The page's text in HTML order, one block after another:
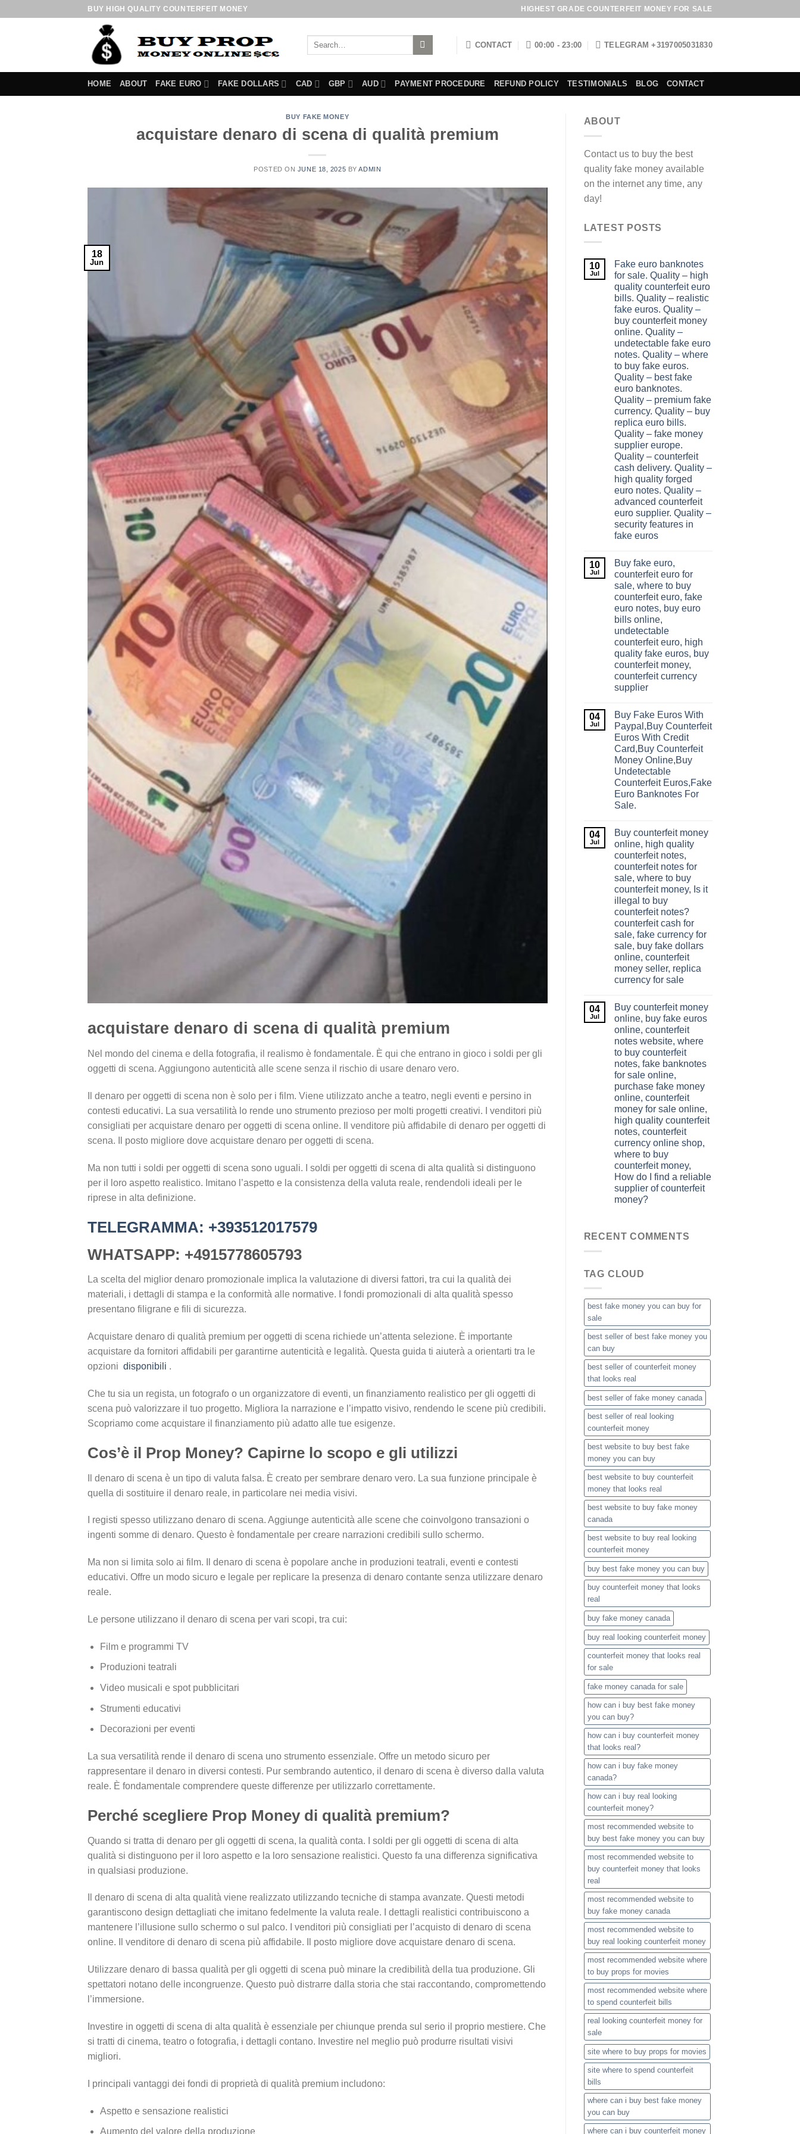
BUY HIGH QUALITY COUNTERFEIT MONEY HIGHEST GRADE COUNTERFEIT MONEY FOR SALE
Search
CONTACT 00:00 - 23:00 TELEGRAM +3197005031830
HOME ABOUT FAKE EURO FAKE DOLLARS CAD GBP AUD PAYMENT PROCEDURE REFUND POLICY TESTIMONIALS BLOG CONTACT
BUY FAKE MONEY
acquistare denaro di scena di qualità premium
POSTED ON JUNE 18, 2025 BYADMIN
18
Jun
acquistare denaro di scena di qualità premium
Nel mondo del cinema e della fotografia, il realismo è fondamentale. È qui che entrano in gioco i soldi per gli
oggetti di scena. Aggiungono autenticità alle scene senza il rischio di usare denaro vero.
Il denaro per oggetti di scena non è solo per i film. Viene utilizzato anche a teatro, negli eventi e persino in
contesti educativi. La sua versatilità lo rende uno strumento prezioso per molti progetti creativi. I venditori più
consigliati per acquistare denaro per oggetti di scena online. Il venditore più affidabile di denaro per oggetti di
scena. Il posto migliore dove acquistare denaro per oggetti di scena.
Ma non tutti i soldi per oggetti di scena sono uguali. I soldi per oggetti di scena di alta qualità si distinguono
per il loro aspetto realistico. Imitano l’aspetto e la consistenza della valuta reale, rendendoli ideali per le
riprese in alta definizione.
TELEGRAMMA: +393512017579
WHATSAPP: +4915778605793
La scelta del miglior denaro promozionale implica la valutazione di diversi fattori, tra cui la qualità dei
materiali, i dettagli di stampa e la conformità alle normative. I fondi promozionali di alta qualità spesso
presentano filigrane e fili di sicurezza.
Acquistare denaro di qualità premium per oggetti di scena richiede un’attenta selezione. È importante
acquistare da fornitori affidabili per garantirne autenticità e legalità. Questa guida ti aiuterà a orientarti tra le
opzioni disponibili .
Che tu sia un regista, un fotografo o un organizzatore di eventi, un finanziamento realistico per gli oggetti di
scena può valorizzare il tuo progetto. Migliora la narrazione e l’impatto visivo, rendendo le scene più credibili.
Scopriamo come acquistare il finanziamento più adatto alle tue esigenze.
Cos’è il Prop Money? Capirne lo scopo e gli utilizzi
Il denaro di scena è un tipo di valuta falsa. È creato per sembrare denaro vero. La sua funzione principale è
quella di sostituire il denaro reale, in particolare nei media visivi.
I registi spesso utilizzano denaro di scena. Aggiunge autenticità alle scene che coinvolgono transazioni o
ingenti somme di denaro. Questo è fondamentale per creare narrazioni credibili sullo schermo.
Ma non si limita solo ai film. Il denaro di scena è popolare anche in produzioni teatrali, eventi e contesti
educativi. Offre un modo sicuro e legale per replicare la presenza di denaro contante senza utilizzare denaro
reale.
Le persone utilizzano il denaro di scena per vari scopi, tra cui:
Film e programmi TV
Produzioni teatrali
Video musicali e spot pubblicitari
Strumenti educativi
Decorazioni per eventi
La sua versatilità rende il denaro di scena uno strumento essenziale. Offre un metodo sicuro per
rappresentare il denaro in diversi contesti. Pur sembrando autentico, il denaro di scena è diverso dalla valuta
reale. È fondamentale comprendere queste differenze per utilizzarlo correttamente.
Perché scegliere Prop Money di qualità premium?
Quando si tratta di denaro per gli oggetti di scena, la qualità conta. I soldi per gli oggetti di scena di alta
qualità si distinguono per il loro aspetto e la loro sensazione realistici. Questo fa una differenza significativa
in qualsiasi produzione.
Il denaro di scena di alta qualità viene realizzato utilizzando tecniche di stampa avanzate. Questi metodi
garantiscono design dettagliati che imitano fedelmente la valuta reale. I dettagli realistici contribuiscono a
mantenere l’illusione sullo schermo o sul palco. I venditori più consigliati per l’acquisto di denaro di scena
online. Il venditore di denaro di scena più affidabile. Il posto migliore dove acquistare denaro di scena.
Utilizzare denaro di bassa qualità per gli oggetti di scena può minare la credibilità della tua produzione. Gli
spettatori notano delle incongruenze. Questo può distrarre dalla storia che stai raccontando, compromettendo
l’immersione.
Investire in oggetti di scena di alta qualità è essenziale per chiunque prenda sul serio il proprio mestiere. Che
si tratti di cinema, teatro o fotografia, i dettagli contano. Investire nel meglio può produrre risultati visivi
migliori.
I principali vantaggi dei fondi di proprietà di qualità premium includono:
Aspetto e sensazione realistici
Aumento del valore della produzione
ABOUT
Contact us to buy the best
quality fake money available
on the internet any time, any
day!
LATEST POSTS
10
Jul
Fake euro banknotes
for sale. Quality – high
quality counterfeit euro
bills. Quality – realistic
fake euros. Quality –
buy counterfeit money
online. Quality –
undetectable fake euro
notes. Quality – where
to buy fake euros.
Quality – best fake
euro banknotes.
Quality – premium fake
currency. Quality – buy
replica euro bills.
Quality – fake money
supplier europe.
Quality – counterfeit
cash delivery. Quality –
high quality forged
euro notes. Quality –
advanced counterfeit
euro supplier. Quality –
security features in
fake euros
10
Jul
Buy fake euro,
counterfeit euro for
sale, where to buy
counterfeit euro, fake
euro notes, buy euro
bills online,
undetectable
counterfeit euro, high
quality fake euros, buy
counterfeit money,
counterfeit currency
supplier
04
Jul
Buy Fake Euros With
Paypal,Buy Counterfeit
Euros With Credit
Card,Buy Counterfeit
Money Online,Buy
Undetectable
Counterfeit Euros,Fake
Euro Banknotes For
Sale.
04
Jul
Buy counterfeit money
online, high quality
counterfeit notes,
counterfeit notes for
sale, where to buy
counterfeit money, Is it
illegal to buy
counterfeit notes?
counterfeit cash for
sale, fake currency for
sale, buy fake dollars
online, counterfeit
money seller, replica
currency for sale
04
Jul
Buy counterfeit money
online, buy fake euros
online, counterfeit
notes website, where
to buy counterfeit
notes, fake banknotes
for sale online,
purchase fake money
online, counterfeit
money for sale online,
high quality counterfeit
notes, counterfeit
currency online shop,
where to buy
counterfeit money,
How do I find a reliable
supplier of counterfeit
money?
RECENT COMMENTS
TAG CLOUD
best fake money you can buy​ for
sale
best seller of best fake money you
can buy​
best seller of counterfeit money
that looks real
best seller of fake money canada
best seller of real looking
counterfeit money​
best website to buy best fake
money you can buy​
best website to buy counterfeit
money that looks real
best website to buy fake money
canada
best website to buy real looking
counterfeit money​
buy best fake money you can buy​
buy counterfeit money that looks
real
buy fake money canada
buy real looking counterfeit money​
counterfeit money that looks real
for sale
fake money canada for sale
how can i buy best fake money
you can buy​?
how can i buy counterfeit money
that looks real?
how can i buy fake money
canada?
how can i buy real looking
counterfeit money​?
most recommended website to
buy best fake money you can buy​
most recommended website to
buy counterfeit money that looks
real
most recommended website to
buy fake money canada
most recommended website to
buy real looking counterfeit money​
most recommended website where
to buy props for movies​
most recommended website where
to spend counterfeit bills​
real looking counterfeit money​ for
sale
site where to buy props for movies​
site where to spend counterfeit
bills​
where can i buy best fake money
you can buy​
where can i buy counterfeit money